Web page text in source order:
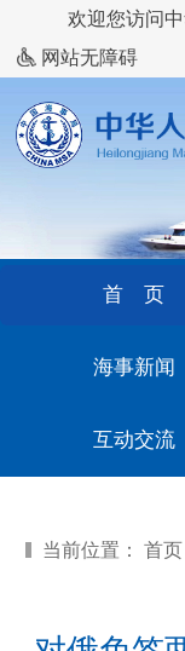
欢迎您访问
网站无障碍
首 页
海事新闻
互动交流
当前位置： 首页